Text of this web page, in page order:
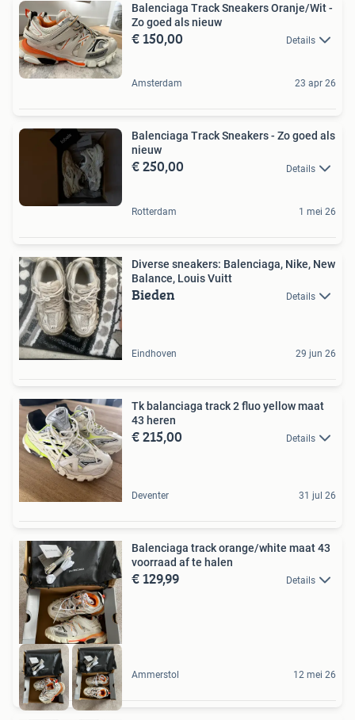
Balenciaga Track Sneakers Oranje/Wit -
Zo goed als nieuw
€ 150,00 Details
Amsterdam 23 apr 26
Balenciaga Track Sneakers - Zo goed als
nieuw
€ 250,00 Details
Rotterdam 1 mei 26
Diverse sneakers: Balenciaga, Nike, New
Balance, Louis Vuitt
Bieden Details
Eindhoven 29 jun 26
Tk balanciaga track 2 fluo yellow maat
43 heren
€ 215,00 Details
Deventer 31 jul 26
Balenciaga track orange/white maat 43
voorraad af te halen
€ 129,99 Details
Ammerstol 12 mei 26